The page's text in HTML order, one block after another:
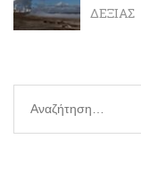
ΔΕΞΙΆΣ
Αναζήτηση
για: